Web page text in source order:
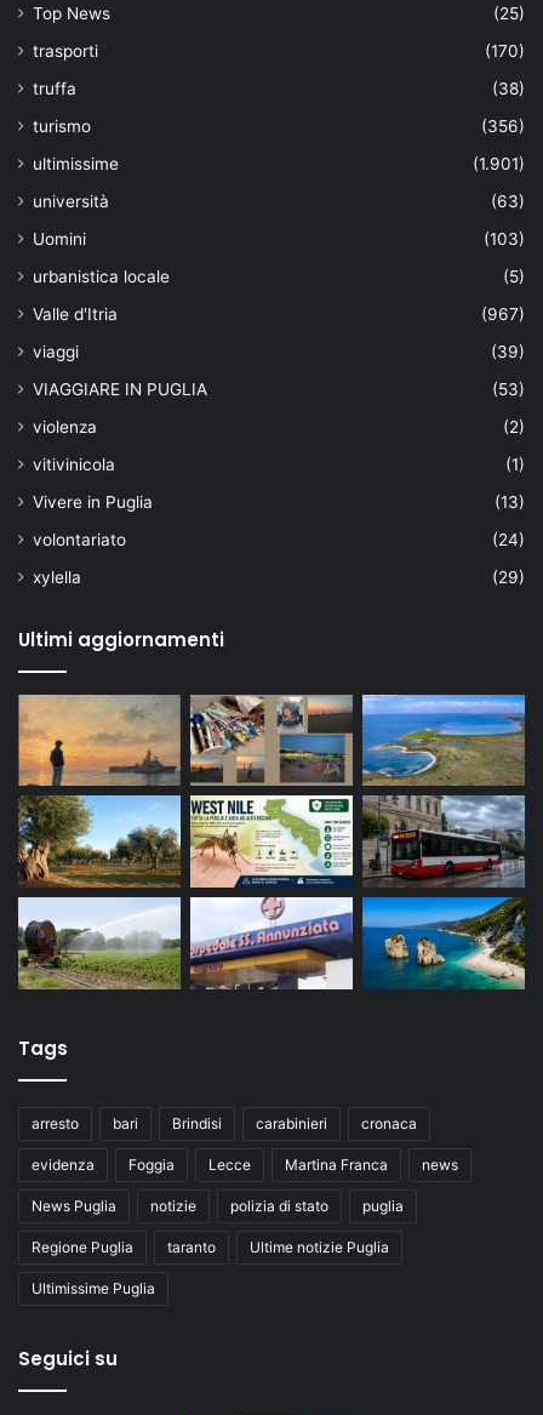
Top News
(25)
trasporti
(170)
truffa
(38)
turismo
(356)
ultimissime
(1.901)
università
(63)
Uomini
(103)
urbanistica locale
(5)
Valle d'Itria
(967)
viaggi
(39)
VIAGGIARE IN PUGLIA
(53)
violenza
(2)
vitivinicola
(1)
Vivere in Puglia
(13)
volontariato
(24)
xylella
(29)
Ultimi aggiornamenti
Tags
arresto bari Brindisi carabinieri cronaca
evidenza Foggia Lecce Martina Franca news
News Puglia notizie polizia di stato puglia
Regione Puglia taranto Ultime notizie Puglia
Ultimissime Puglia
Seguici su